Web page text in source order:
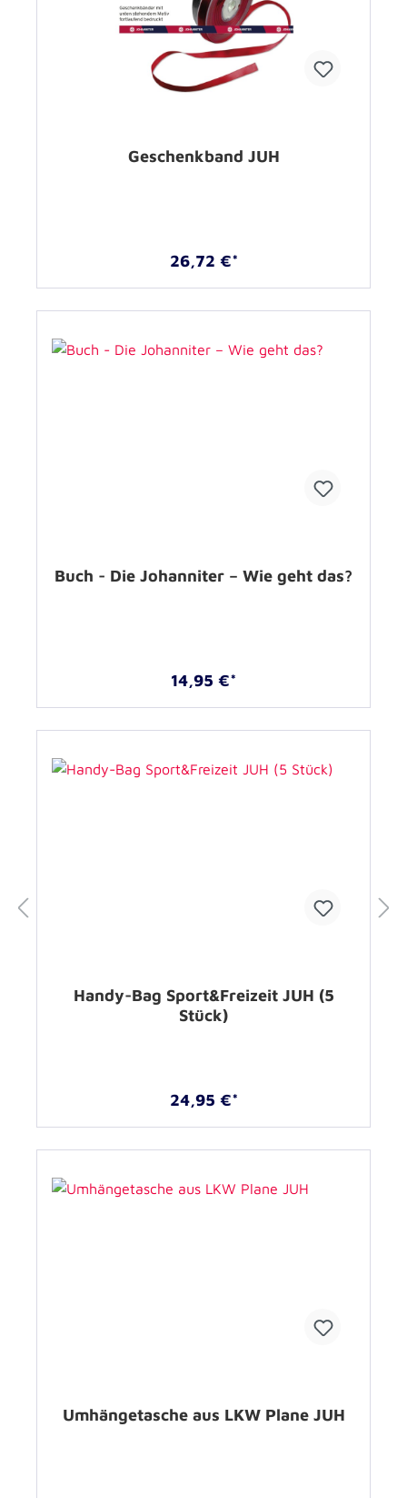
Geschenkband JUH
26,72 €*
Buch - Die Johanniter – Wie geht das?
14,95 €*
Handy-Bag Sport&Freizeit JUH (5
Stück)
24,95 €*
Umhängetasche aus LKW Plane JUH